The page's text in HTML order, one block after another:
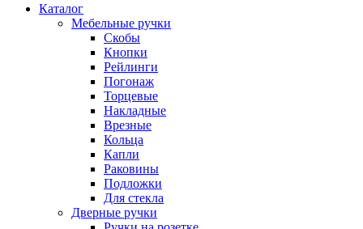
Каталог
Мебельные ручки
Скобы
Кнопки
Рейлинги
Погонаж
Торцевые
Накладные
Врезные
Кольца
Капли
Раковины
Подложки
Для стекла
Дверные ручки